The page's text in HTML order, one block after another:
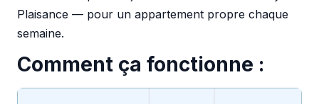
Plaisance — pour un appartement propre chaque
semaine.
Comment ça fonctionne :